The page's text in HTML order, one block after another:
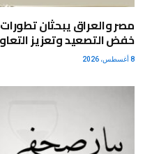
مصر والعراق يبحثان
خفض التصعيد وتعزيز
8 أغسطس، 2026